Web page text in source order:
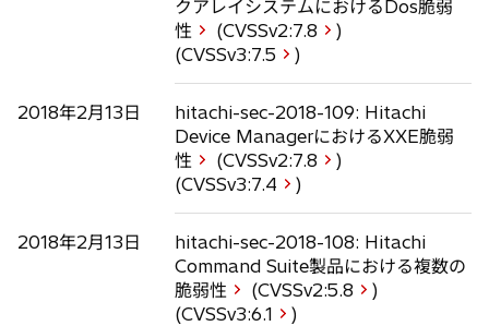
クアレイシステムにおけるDos脆弱
性
(CVSSv2:7.8
)
(CVSSv3:7.5 )
2018年2月13日
hitachi-sec-2018-109: Hitachi
Device ManagerにおけるXXE脆弱
性
(CVSSv2:7.8
)
(CVSSv3:7.4 )
2018年2月13日
hitachi-sec-2018-108: Hitachi
Command Suite製品における複数の
脆弱性
(CVSSv2:5.8
)
(CVSSv3:6.1 )